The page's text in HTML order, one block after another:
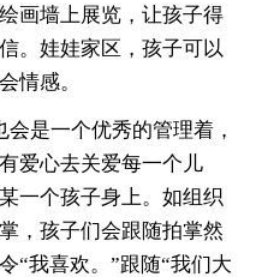
画墙上展览，让孩子得
。娃娃家区，孩子可以
情感。
是一个优秀的管理着，
爱心去关爱每一个儿
一个孩子身上。如组织
，孩子们会跟随拍掌然
“我喜欢。”跟随“我们大